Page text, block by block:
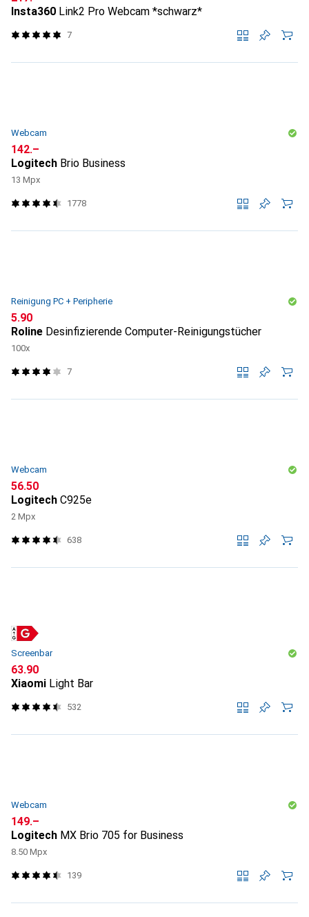
Insta360 Link2 Pro Webcam *schwarz*
7
Webcam
CHF
142.–
Logitech Brio Business
13 Mpx
1778
Reinigung PC + Peripherie
CHF
5.90
Roline Desinfizierende Computer-Reinigungstücher
100x
7
Webcam
CHF
56.50
Logitech C925e
2 Mpx
638
Screenbar
CHF
63.90
Xiaomi Light Bar
532
Webcam
CHF
149.–
Logitech MX Brio 705 for Business
8.50 Mpx
139